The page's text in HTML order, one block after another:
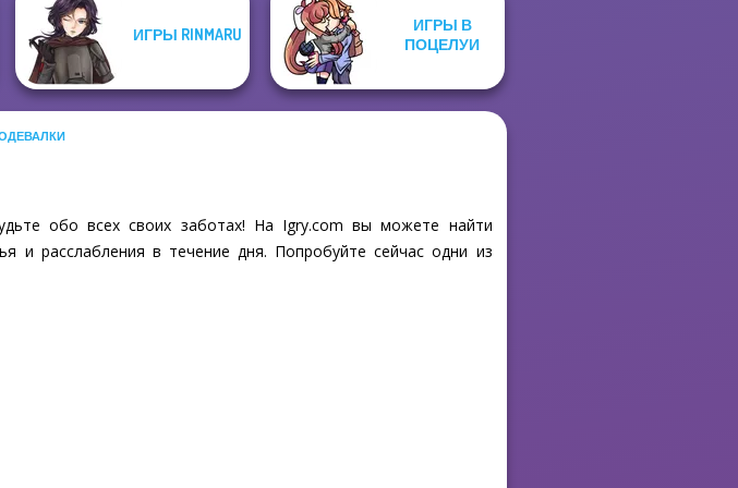
ИГРЫ RINMARU
ИГРЫ В
ПОЦЕЛУИ
обо всех своих заботах! На Igry.com вы можете найти
и расслабления в течение дня. Попробуйте сейчас одни из